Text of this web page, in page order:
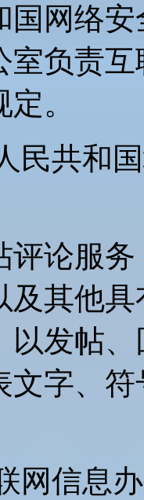
国网络
室负责
。
民共和
评论服
及其他
以发帖
文字、
网信息